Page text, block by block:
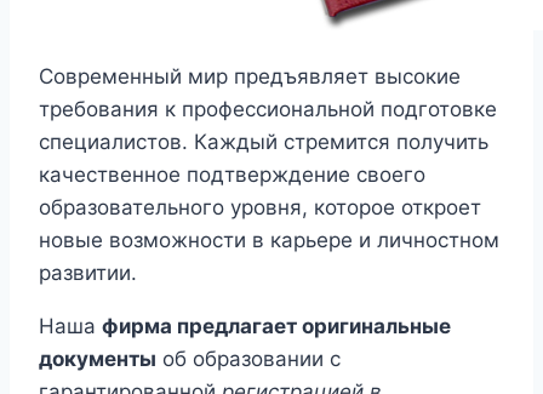
Современный мир предъявляет высокие
требования к профессиональной подготовке
специалистов. Каждый стремится получить
качественное подтверждение своего
образовательного уровня, которое откроет
новые возможности в карьере и личностном
развитии.
Наша фирма предлагает оригинальные
документы об образовании с